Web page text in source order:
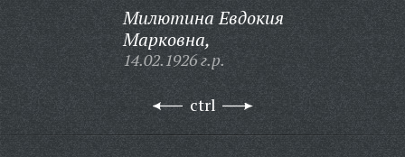
Милютина Евдокия
Марковна,
14.02.1926 г.р.
ctrl